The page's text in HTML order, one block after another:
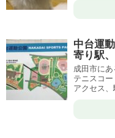
中台運
寄り駅
成田市にあ
テニスコー
アクセス、